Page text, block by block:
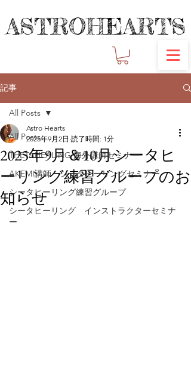
ASTROHEARTS
ASTROHEARTS
記事
All Posts
THETAHEALING 海外講師セミナー
AKEMI講師 シータヒーリングセミナー
シータヒーリング練習グループ
シータヒーリング インストラクターセミナ
ー
All Posts
2025年9月＆10月シータヒ
ーリング練習グループのお
知らせ
Astro Hearts
2025年9月2日 読了時間: 1分